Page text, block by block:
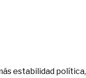
estabilidad política,